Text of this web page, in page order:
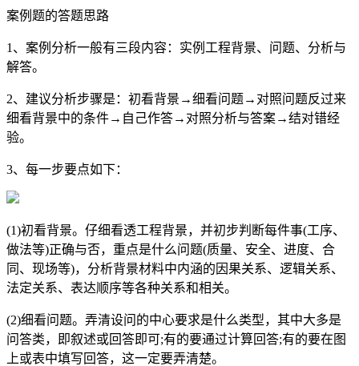
案例题的答题思路
1、案例分析一般有三段内容：实例工程背景、问题、分析与
解答。
2、建议分析步骤是：初看背景→细看问题→对照问题反过来
细看背景中的条件→自己作答→对照分析与答案→结对错经
验。
3、每一步要点如下：
(1)初看背景。仔细看透工程背景，并初步判断每件事(工序、
做法等)正确与否，重点是什么问题(质量、安全、进度、合
同、现场等)，分析背景材料中内涵的因果关系、逻辑关系、
法定关系、表达顺序等各种关系和相关。
(2)细看问题。弄清设问的中心要求是什么类型，其中大多是
问答类，即叙述或回答即可;有的要通过计算回答;有的要在图
上或表中填写回答，这一定要弄清楚。